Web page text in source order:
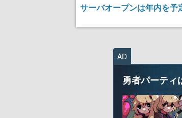
サーバオープンは年内を予
AD
勇者パーティ